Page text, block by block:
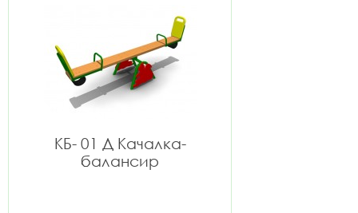
КБ- 01 Д Качалка-
балансир